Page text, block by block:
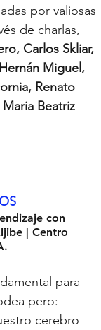
por valiosas
de charlas,
Carlos Skliar,
Miguel,
Renato
Beatriz
con
| Centro
para
pero:
cerebro